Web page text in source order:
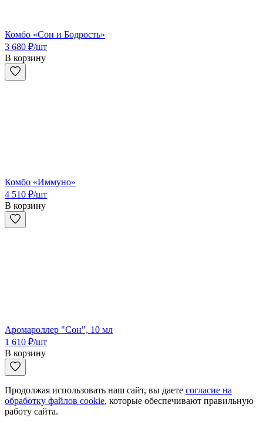
Комбо «Сон и Бодрость»
3 680 ₽/шт
В корзину
Комбо «Иммуно»
4 510 ₽/шт
В корзину
Аромароллер "Сон", 10 мл
1 610 ₽/шт
В корзину
Продолжая использовать наш сайт, вы даете согласие на
обработку файлов cookie, которые обеспечивают правильную
работу сайта.